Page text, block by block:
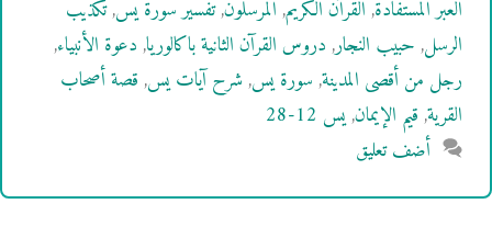
العبر المستفادة,القرآن الكريم,المرسلون,تفسير سورة يس,تكذيب
الرسل,حبيب النجار,دروس القرآن الثانية باكالوريا,دعوة الأنبياء,
رجل من أقصى المدينة,سورة يس,شرح آيات يس,قصة أصحاب
القرية,قيم الإيمان,يس 12-28
أضف تعليق